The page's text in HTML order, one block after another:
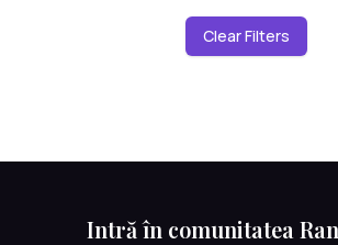
Clear Filters
Intră în comunitatea